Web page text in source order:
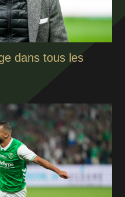
dans tous les